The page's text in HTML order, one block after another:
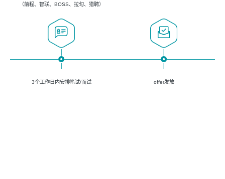
（前程、智联、BOSS、拉勾、猎聘）
3个工作日内安排笔试/面试 offer发放